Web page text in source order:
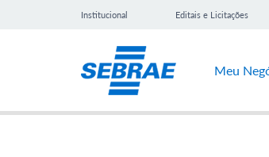
Institucional Editais e Licitações
Meu